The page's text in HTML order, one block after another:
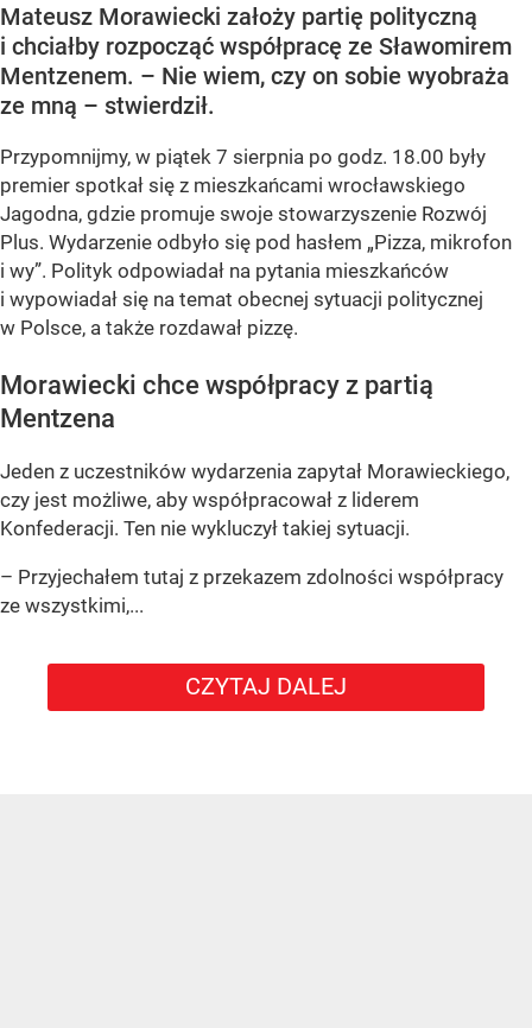
Mateusz Morawiecki założy partię polityczną
i chciałby rozpocząć współpracę ze Sławomirem
Mentzenem. – Nie wiem, czy on sobie wyobraża
ze mną – stwierdził.
Przypomnijmy, w piątek 7 sierpnia po godz. 18.00 były
premier spotkał się z mieszkańcami wrocławskiego
Jagodna, gdzie promuje swoje stowarzyszenie Rozwój
Plus. Wydarzenie odbyło się pod hasłem „Pizza, mikrofon
i wy”. Polityk odpowiadał na pytania mieszkańców
i wypowiadał się na temat obecnej sytuacji politycznej
w Polsce, a także rozdawał pizzę.
Morawiecki chce współpracy z partią
Mentzena
Jeden z uczestników wydarzenia zapytał Morawieckiego,
czy jest możliwe, aby współpracował z liderem
Konfederacji. Ten nie wykluczył takiej sytuacji.
– Przyjechałem tutaj z przekazem zdolności współpracy
ze wszystkimi,...
CZYTAJ DALEJ